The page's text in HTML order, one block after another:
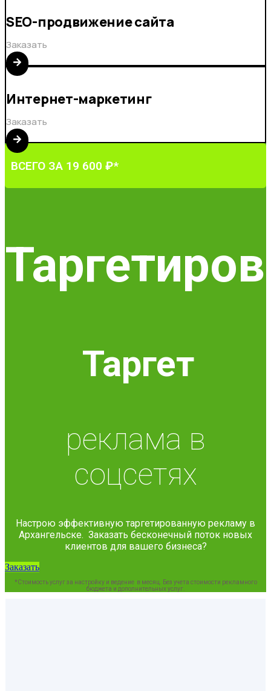
SEO-продвижение сайта
Заказать
Интернет-маркетинг
Заказать
ВСЕГО ЗА 19 600 ₽*
Таргет
реклама в
соцсетях
Настрою эффективную таргетированную рекламу в
Архангельске. Заказать бесконечный поток новых
клиентов для вашего бизнеса?
Заказать
*Стоимость услуг за настройку и ведение в месяц. Без учета стоимости рекламного
бюджета и дополнительных услуг.